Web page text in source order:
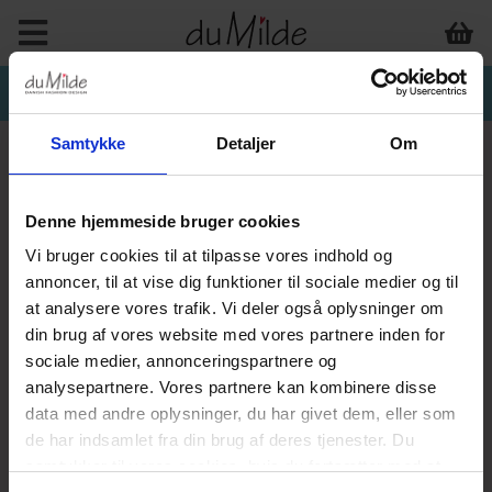
Samtykke Detaljer Om
Denne hjemmeside bruger cookies
Vi bruger cookies til at tilpasse vores indhold og
annoncer, til at vise dig funktioner til sociale medier og til
at analysere vores trafik. Vi deler også oplysninger om
din brug af vores website med vores partnere inden for
sociale medier, annonceringspartnere og
analysepartnere. Vores partnere kan kombinere disse
data med andre oplysninger, du har givet dem, eller som
de har indsamlet fra din brug af deres tjenester. Du